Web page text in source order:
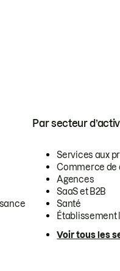
Par secteur
Services aux
Commerce de
Agences
SaaS et B2B
Santé
Établissement
Voir tous les